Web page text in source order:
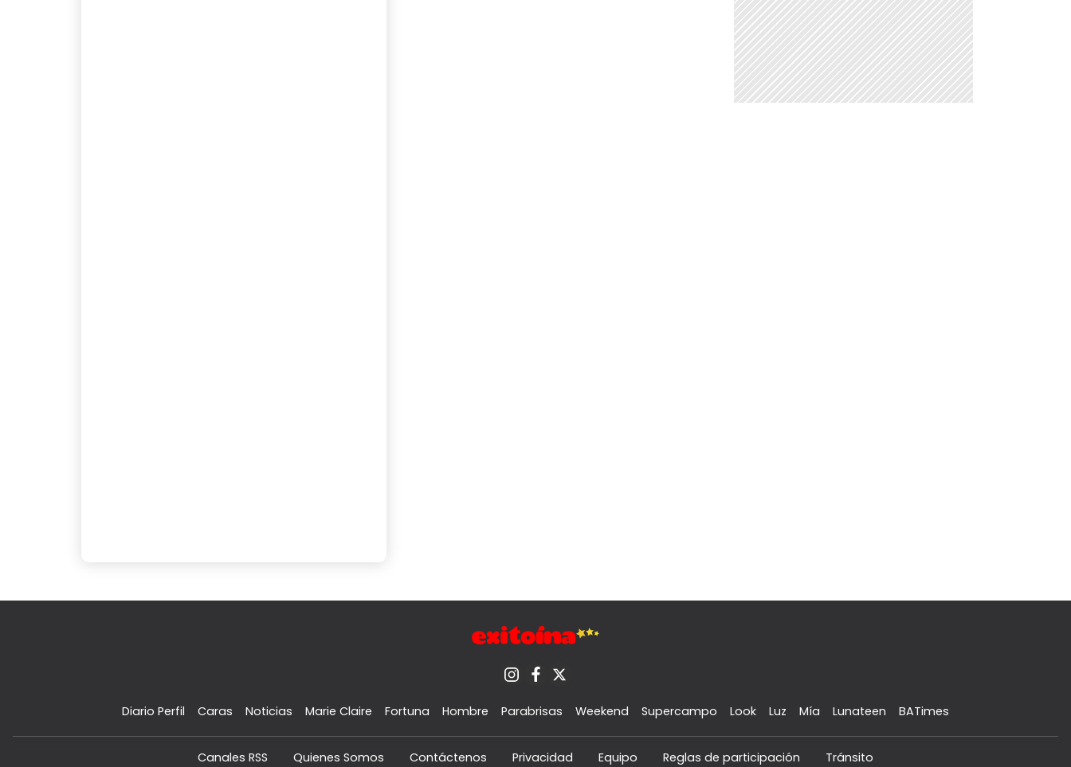
Diario Perfil Caras Noticias Marie Claire Fortuna Hombre Parabrisas Weekend Supercampo Look Luz Mía Lunateen BATimes
Canales RSS Quienes Somos Contáctenos Privacidad Equipo Reglas de participación Tránsito